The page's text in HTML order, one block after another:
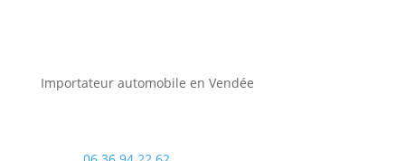
Importateur automobile en Vendée